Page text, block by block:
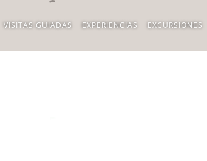
VISITAS GUIADAS EXPERIENCIAS EXCURSIONES